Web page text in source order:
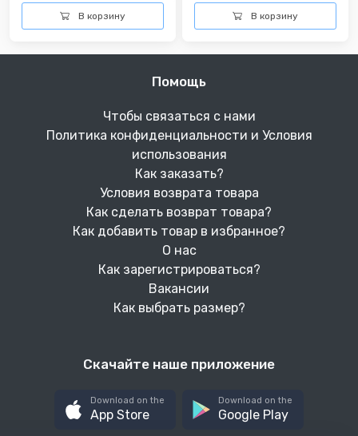
В корзину В корзину
Помощь
Чтобы связаться с нами
Политика конфиденциальности и Условия
использования
Как заказать?
Условия возврата товара
Как сделать возврат товара?
Как добавить товар в избранное?
О нас
Как зарегистрироваться?
Вакансии
Как выбрать размер?
Скачайте наше приложение
Download on the
App Store
Download on the
Google Play